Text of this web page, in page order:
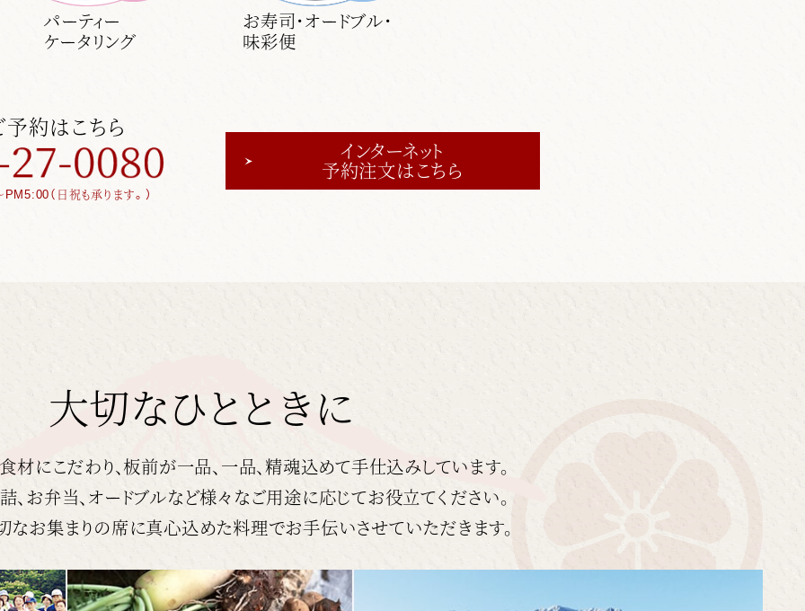
パーティー
ケータリング
お寿司・オードブル・
味彩便
予約はこちら
（日祝も承ります。）
インターネット
予約注文はこちら
大切なひとときに
にこだわり、板前が一品、一品、精魂込めて手仕込みしています。
、お弁当、オードブルなど様々なご用途に応じてお役立てください。
お集まりの席に真心込めた料理でお手伝いさせていただきます。